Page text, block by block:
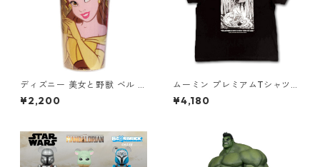
ディズニー 美女と野獣 ベル グ
リッタートラベルマグ タンブ
ラー DISNEY
¥2,200
ムーミン プレミアムTシャツ
夏祭り ブラック スナフキン&
リトルミイ 80th 小説TEE MO
¥4,180